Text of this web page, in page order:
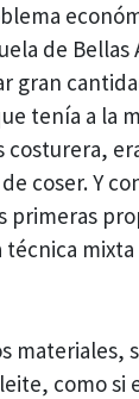
de
gran
tenía a la
costurera,
coser. Y
primeras
técnica
materiales,
como si